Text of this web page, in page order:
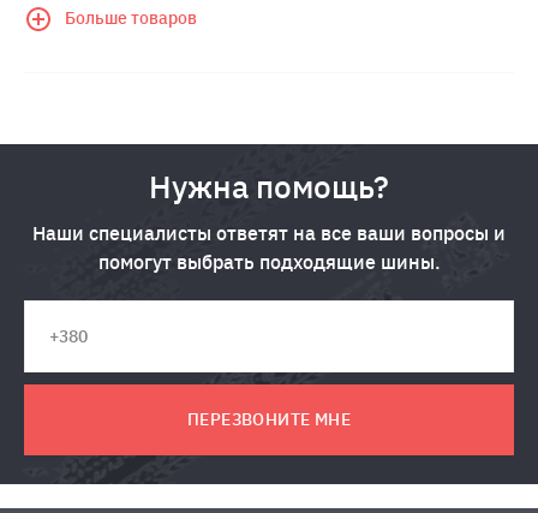
Больше товаров
Нужна помощь?
Наши специалисты ответят на все ваши вопросы и
помогут выбрать подходящие шины.
ПЕРЕЗВОНИТЕ МНЕ